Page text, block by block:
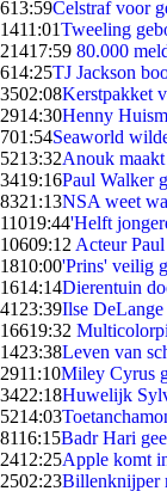
613:59Celstraf voor
1411:01Tweeling
21417:59 80.000
614:25TJ Jackson
3502:08Kerstpakket
2914:30Henny
701:54Seaworld
5213:32Anouk maakt
3419:16Paul Walker
8321:13NSA weet
11019:44'Helft
10609:12 Acteur
1810:00'Prins' veilig
1614:14Dierentuin
41 23:39Ilse
16619:32
1423:38Leven van
2911:10Miley Cyrus
3422:18Huwelijk
5214:03
8116:15Badr Hari
2412:25Apple komt
2502:23Billenknijper